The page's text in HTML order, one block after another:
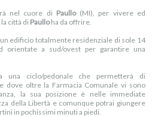
nel cuore di Paullo(MI), per vivere ed
città di Paulloha da offrire.
edificio totalmente residenziale di sole 14
orientate a sud/ovest per garantire una
una ciclo/pedonale che permetterà di
dove oltre la Farmacia Comunale vi sono
la sua posizione è nelle immediate
della Libertà e comunque potrai giungere
in pochissimi minuti a piedi.